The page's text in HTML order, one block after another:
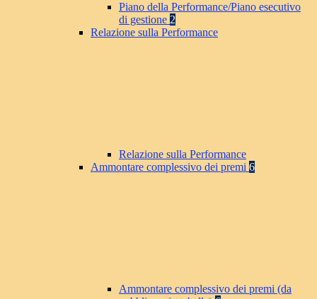
Piano della Performance/Piano esecutivo
di gestione 2
Relazione sulla Performance
Relazione sulla Performance
Ammontare complessivo dei premi 6
Ammontare complessivo dei premi (da